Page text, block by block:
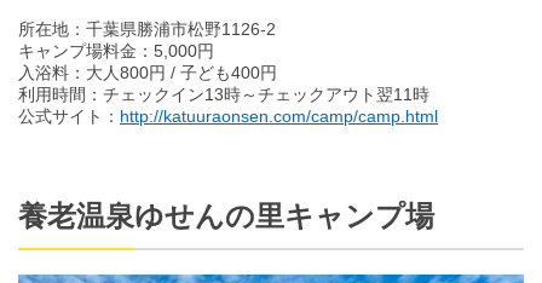
所在地：千葉県勝浦市松野1126-2
キャンプ場料金：5,000円
入浴料：大人800円 / 子ども400円
利用時間：チェックイン13時～チェックアウト翌11時
公式サイト： http://katuuraonsen.com/camp/camp.html
養老温泉ゆせんの里キャンプ場